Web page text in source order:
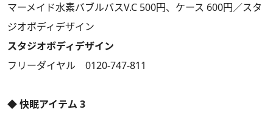
マーメイド水素バブルバスV.C 500円、ケース 600円／スタ
ジオボディデザイン
スタジオボディデザイン
フリーダイヤル 0120-747-811
◆ 快眠アイテム 3